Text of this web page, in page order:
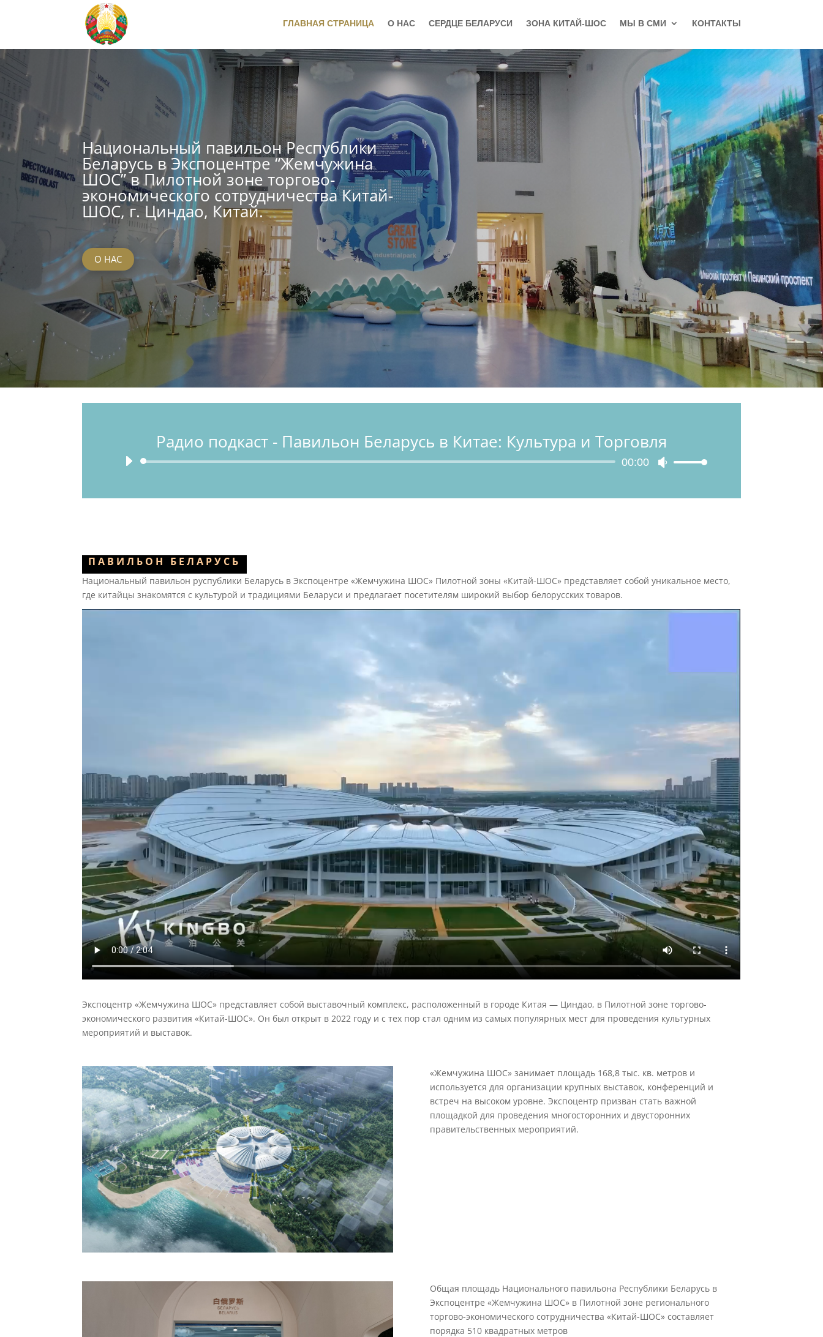
ГЛАВНАЯ СТРАНИЦА О НАС СЕРДЦЕ БЕЛАРУСИ ЗОНА КИТАЙ-ШОС МЫ В СМИ КОНТАКТЫ
Национальный павильон Республики
Беларусь в Экспоцентре “Жемчужина
ШОС” в Пилотной зоне торгово-
экономического сотрудничества Китай-
ШОС, г. Циндао, Китай.
О НАС
Радио подкаст - Павильон Беларусь в Китае: Культура и Торговля
Аудиоплеер 00:00
Используйте
ПАВИЛЬОН БЕЛАРУСЬ
Национальный павильон руспублики Беларусь в Экспоцентре «Жемчужина ШОС» Пилотной зоны «Китай-ШОС» представляет собой уникальное место,
где китайцы знакомятся с культурой и традициями Беларуси и предлагает посетителям широкий выбор белорусских товаров.
Экспоцентр «Жемчужина ШОС» представляет собой выставочный комплекс, расположенный в городе Китая — Циндао, в Пилотной зоне торгово-
экономического развития «Китай-ШОС». Он был открыт в 2022 году и с тех пор стал одним из самых популярных мест для проведения культурных
мероприятий и выставок.
«Жемчужина ШОС» занимает площадь 168,8 тыс. кв. метров и
используется для организации крупных выставок, конференций и
встреч на высоком уровне. Экспоцентр призван стать важной
площадкой для проведения многосторонних и двусторонних
правительственных мероприятий.
Общая площадь Национального павильона Республики Беларусь в
Экспоцентре «Жемчужина ШОС» в Пилотной зоне регионального
торгово-экономического сотрудничества «Китай-ШОС» составляет
порядка 510 квадратных метров